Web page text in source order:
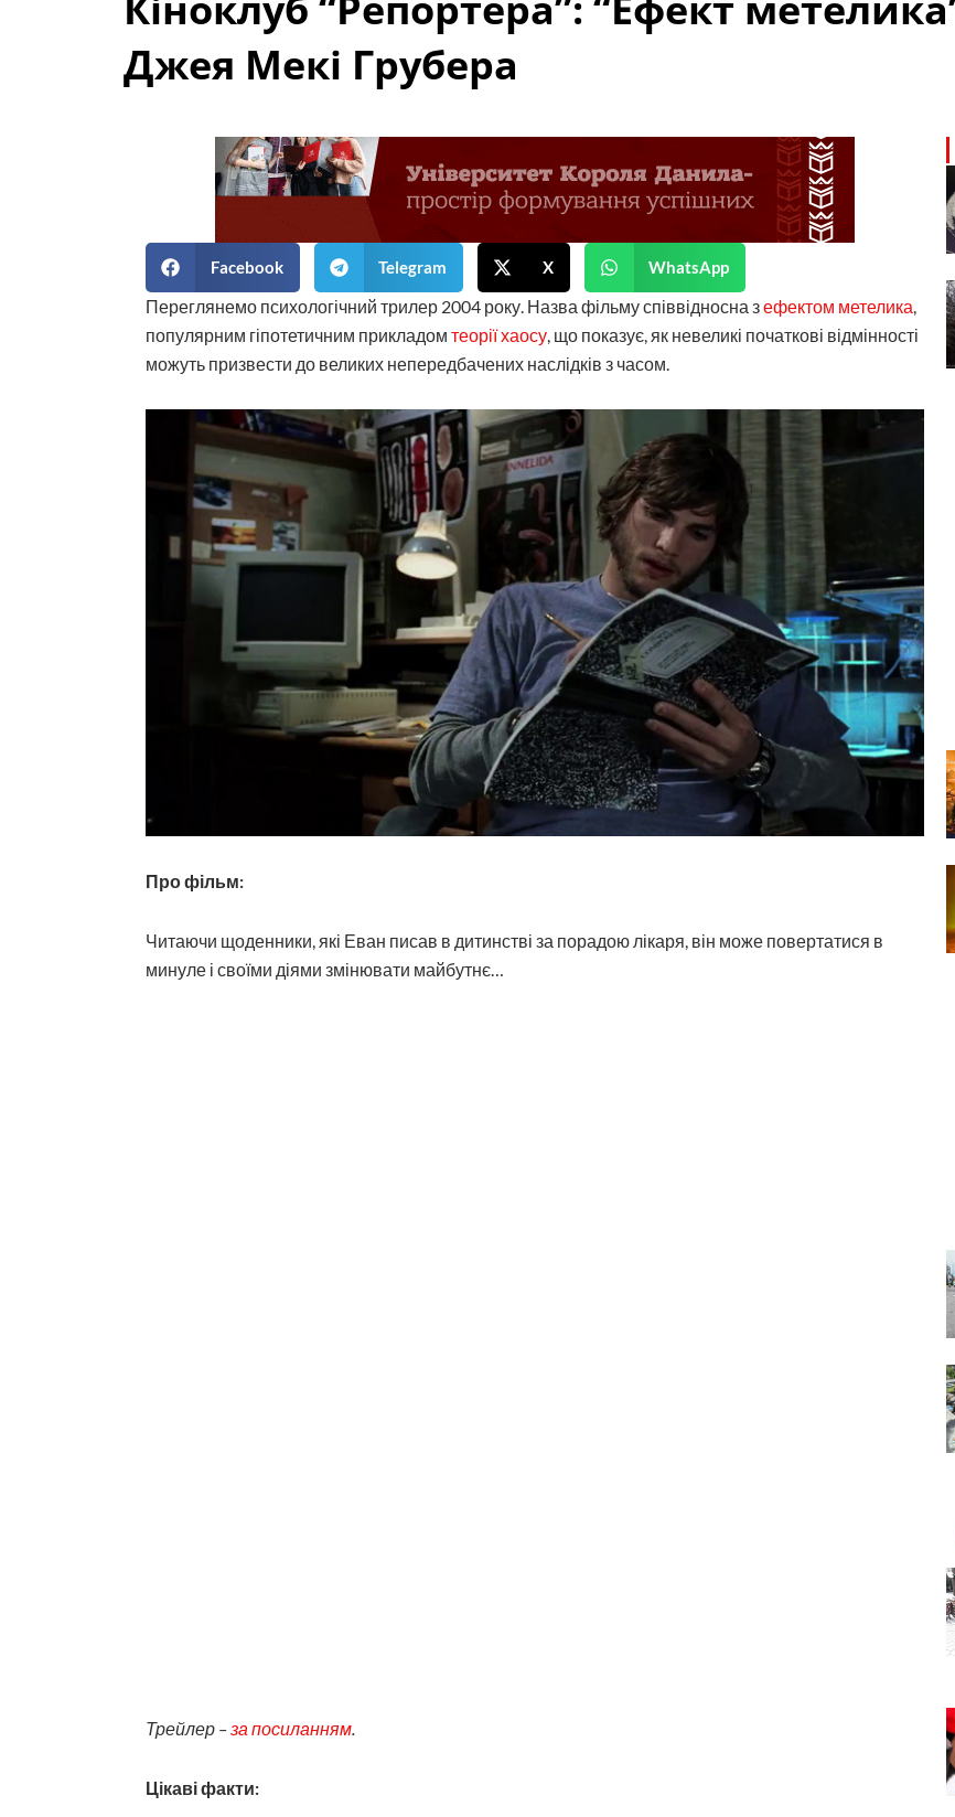
Джея Мекі Грубера
Facebook Telegram X WhatsApp
Переглянемо психологічний трилер 2004 року. Назва фільму співвідносна зефектом метелика
популярним гіпотетичним прикладом теорії хаосу , що показує, як невеликі початкові відмінності
можуть призвести до великих непередбачених наслідків з часом.
Про фільм:
Читаючи щоденники, які Еван писав в дитинстві за порадою лікаря, він може повертатися в
минуле і своїми діями змінювати майбутнє…
Трейлер –за посиланням.
Цікаві факти: